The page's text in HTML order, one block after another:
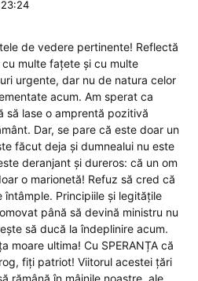
de vedere pertinente! Reflectă
multe fațete și cu multe
urgente, dar nu de natura celor
acum. Am sperat ca
să lase o amprentă pozitivă
Dar, se pare că este doar un
făcut deja și dumnealui nu este
deranjant și dureros: că un om
o marionetă! Refuz să cred că
întâmple. Principiile și legitățile
până să devină ministru nu
să ducă la îndeplinire acum.
moare ultima! Cu SPERANȚA că
fiți patriot! Viitorul acestei țări
rămână în mâinile noastre, ale